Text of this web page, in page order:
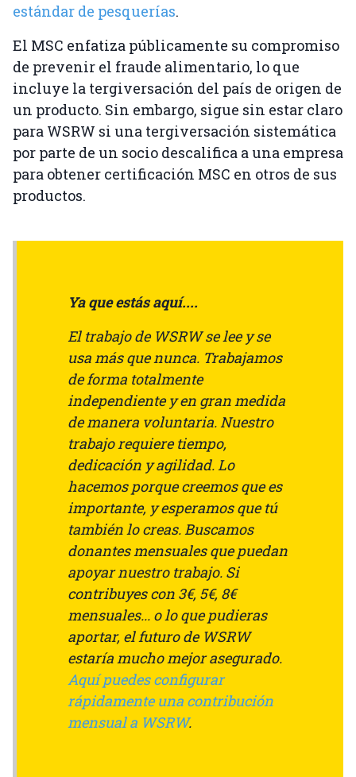
estándar de pesquerías.
El MSC enfatiza públicamente su compromiso
de prevenir el fraude alimentario, lo que
incluye la tergiversación del país de origen de
un producto. Sin embargo, sigue sin estar claro
para WSRW si una tergiversación sistemática
por parte de un socio descalifica a una empresa
para obtener certificación MSC en otros de sus
productos.
Ya que estás aquí....
El trabajo de WSRW se lee y se
usa más que nunca. Trabajamos
de forma totalmente
independiente y en gran medida
de manera voluntaria. Nuestro
trabajo requiere tiempo,
dedicación y agilidad. Lo
hacemos porque creemos que es
importante, y esperamos que tú
también lo creas. Buscamos
donantes mensuales que puedan
apoyar nuestro trabajo. Si
contribuyes con 3€, 5€, 8€
mensuales... o lo que pudieras
aportar, el futuro de WSRW
estaría mucho mejor asegurado.
Aquí puedes configurar
rápidamente una contribución
mensual a WSRW.